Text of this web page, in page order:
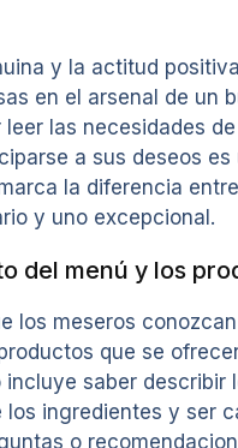
y la actitud
en el arsenal de un
leer las necesidades
a sus deseos es
la diferencia
y uno excepcional.
del menú y los
los meseros
que se
incluye saber describir
los ingredientes y ser
o